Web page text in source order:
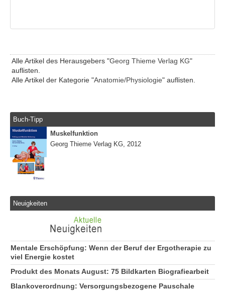
Alle Artikel des Herausgebers "Georg Thieme Verlag KG"
auflisten.
Alle Artikel der Kategorie "Anatomie/Physiologie" auflisten.
Buch-Tipp
Muskelfunktion
Georg Thieme Verlag KG, 2012
Neuigkeiten
Mentale Erschöpfung: Wenn der Beruf der Ergotherapie zu
viel Energie kostet
Produkt des Monats August: 75 Bildkarten Biografiearbeit
Blankoverordnung: Versorgungsbezogene Pauschale